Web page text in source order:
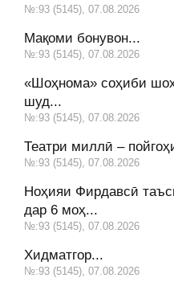
№:93 (5145), 07.08.2026
Мақоми бонувон...
№:93 (5145), 07.08.2026
«Шоҳнома» соҳиби
шуд...
№:93 (5145), 07.08.2026
Театри миллӣ –
№:93 (5145), 07.08.2026
Ноҳияи Фирдавсӣ
дар 6 моҳ...
№:93 (5145), 07.08.2026
Хидматгор...
№:93 (5145), 07.08.2026